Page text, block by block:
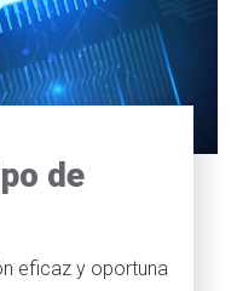
de
eficaz y oportuna